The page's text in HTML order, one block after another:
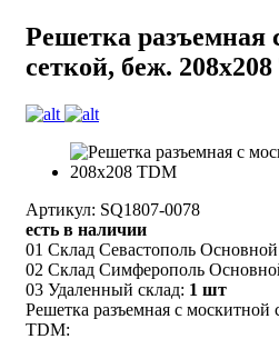
Решетка разъемная
сеткой, беж.
Артикул: SQ1807-0078
есть в наличии
01 Склад Севастополь
02 Склад Симферополь
03 Удаленный склад: 1 шт
Решетка разъемная с москитной
TDM: